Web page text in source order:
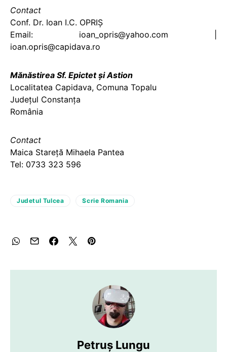
Contact
Conf. Dr. Ioan I.C. OPRIŞ
Email: ioan_opris@yahoo.com |
ioan.opris@capidava.ro
Mănăstirea Sf. Epictet şi Astion
Localitatea Capidava, Comuna Topalu
Judeţul Constanţa
România
Contact
Maica Stareţă Mihaela Pantea
Tel: 0733 323 596
Judetul Tulcea Scrie Romania
Petruș Lungu